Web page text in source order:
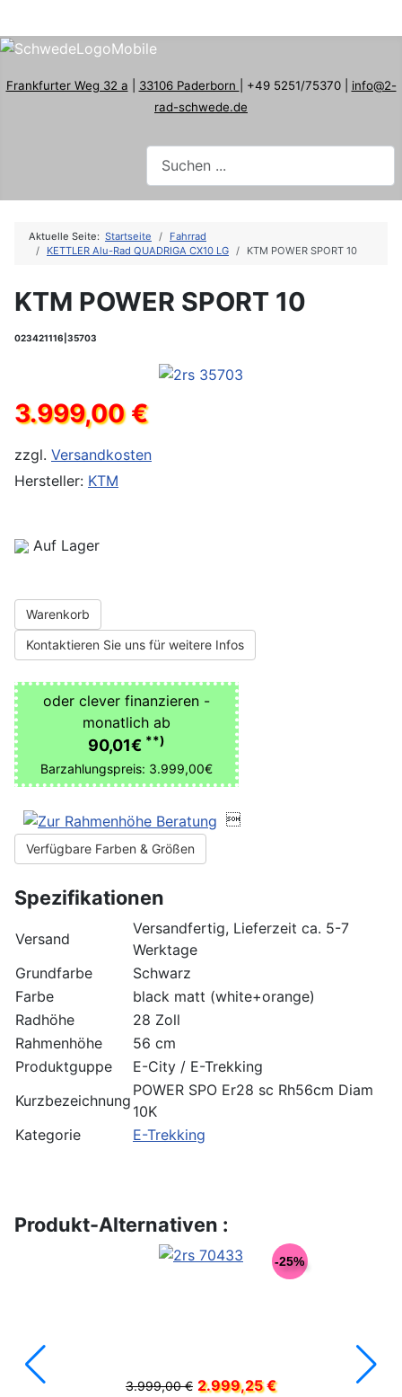
Frankfurter Weg 32 a 33106 Paderborn | +49 5251/75370 | info@2-
rad-schwede.de
Aktuelle Seite: Startseite
Fahrrad
KETTLER Alu-Rad QUADRIGA CX10 LG
KTM POWER SPORT 10
KTM POWER SPORT 10
023421116|35703
3.999,00 €
zzgl. Versandkosten
Hersteller: KTM
Auf Lager
Warenkorb
Kontaktieren Sie uns für weitere Infos
oder clever finanzieren -
monatlich ab
90,01€ **)
Barzahlungspreis: 3.999,00€

Verfügbare Farben & Größen
Spezifikationen
Versand
Versandfertig, Lieferzeit ca. 5-7
Werktage
Grundfarbe
Schwarz
Farbe
black matt (white+orange)
Radhöhe
28 Zoll
Rahmenhöhe
56 cm
Produktguppe
E-City / E-Trekking
Kurzbezeichnung
POWER SPO Er28 sc Rh56cm Diam
10K
Kategorie
E-Trekking
Produkt-Alternativen :
-25%
3.999,00 € 2.999,25 €